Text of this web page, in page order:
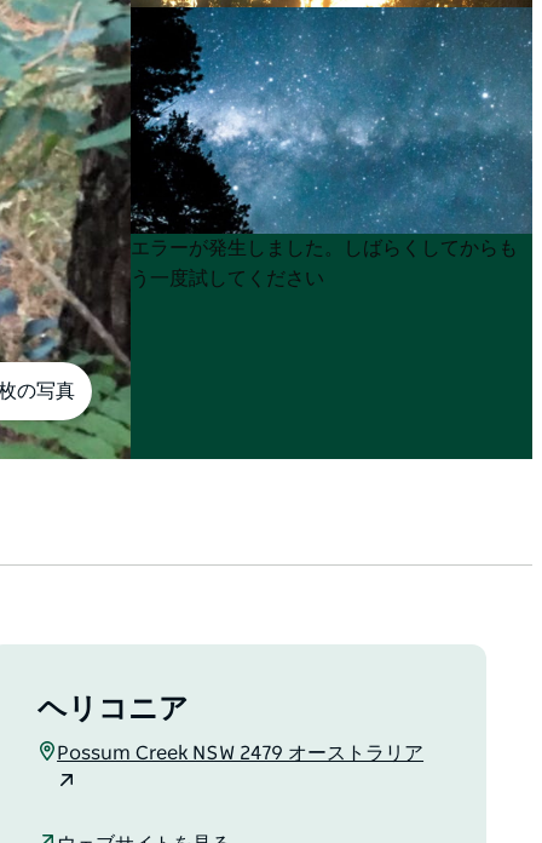
の写真
Product
List
Product
List
エラーが発生しました。しばらくしてからも
う一度試してください
ヘリコニア
Possum Creek NSW 2479 オーストラリア